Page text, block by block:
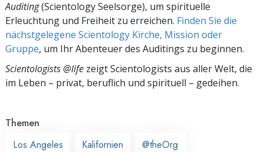
Auditing(Scientology Seelsorge), um spirituelle
Erleuchtung und Freiheit zu erreichen. Finden Sie die
nächstgelegene Scientology Kirche, Mission oder
Gruppe, um Ihr Abenteuer des Auditings zu beginnen.
Scientologists @life zeigt Scientologists aus aller Welt, die
im Leben – privat, beruflich und spirituell – gedeihen.
Themen
Los Angeles
Kalifornien @theOrg